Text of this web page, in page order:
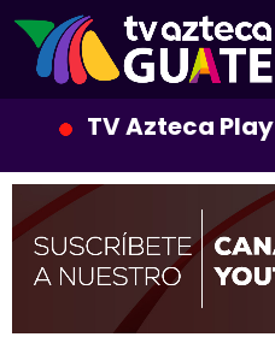
TV Azteca Play